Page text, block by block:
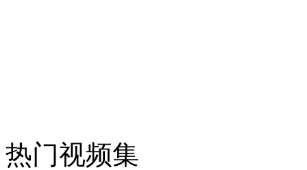
司机酒驾遇交警 急速倒车逃窜
热门视频集